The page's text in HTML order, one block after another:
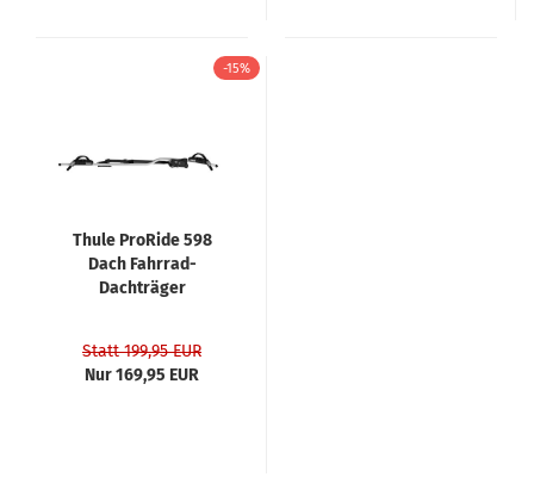
-15%
Thule ProRide 598
Dach Fahrrad-
Dachträger
Statt 199,95 EUR
Nur 169,95 EUR